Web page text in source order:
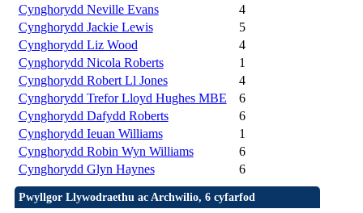
Cynghorydd Neville Evans
4
Cynghorydd Jackie Lewis
5
Cynghorydd Liz Wood
4
Cynghorydd Nicola Roberts
1
Cynghorydd Robert Ll Jones
4
Cynghorydd Trefor Lloyd Hughes MBE
6
Cynghorydd Dafydd Roberts
6
Cynghorydd Ieuan Williams
1
Cynghorydd Robin Wyn Williams
6
Cynghorydd Glyn Haynes
6
Pwyllgor Llywodraethu ac Archwilio, 6 cyfarfod